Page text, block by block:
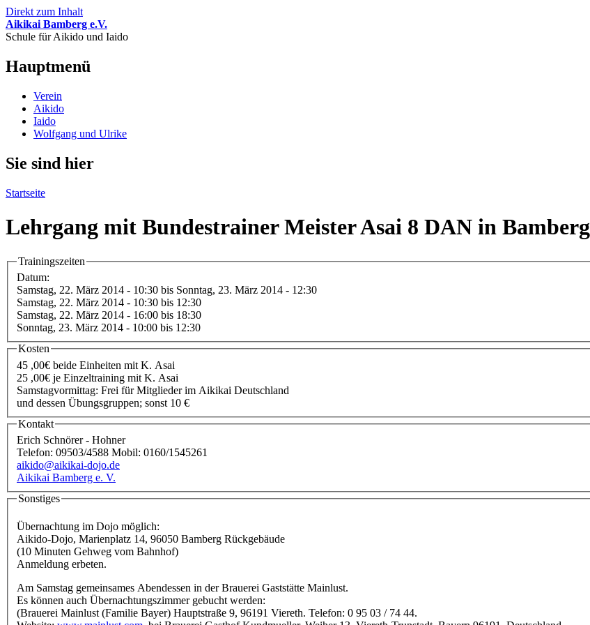
Direkt zum Inhalt
Aikikai Bamberg e.V.
Schule für Aikido und Iaido
Hauptmenü
Verein
Aikido
Iaido
Wolfgang und Ulrike
Sie sind hier
Startseite
Lehrgang mit Bundestrainer Meister Asai 8 DAN in Bamberg
Trainingszeiten
Datum:
Samstag, 22. März 2014 - 10:30 bis Sonntag, 23. März 2014 - 12:30
Samstag, 22. März 2014 - 10:30 bis 12:30
Samstag, 22. März 2014 - 16:00 bis 18:30
Sonntag, 23. März 2014 - 10:00 bis 12:30
Kosten
45 ,00€ beide Einheiten mit K. Asai
25 ,00€ je Einzeltraining mit K. Asai
Samstagvormittag: Frei für Mitglieder im Aikikai Deutschland
und dessen Übungsgruppen; sonst 10 €
Kontakt
Erich Schnörer - Hohner
Telefon: 09503/4588 Mobil: 0160/1545261
aikido@aikikai-dojo.de
Aikikai Bamberg e. V.
Sonstiges
Übernachtung im Dojo möglich:
Aikido-Dojo, Marienplatz 14, 96050 Bamberg Rückgebäude
(10 Minuten Gehweg vom Bahnhof)
Anmeldung erbeten.
Am Samstag gemeinsames Abendessen in der Brauerei Gaststätte Mainlust.
Es können auch Übernachtungszimmer gebucht werden:
(Brauerei Mainlust (Familie Bayer) Hauptstraße 9, 96191 Viereth. Telefon: 0 95 03 / 74 44.